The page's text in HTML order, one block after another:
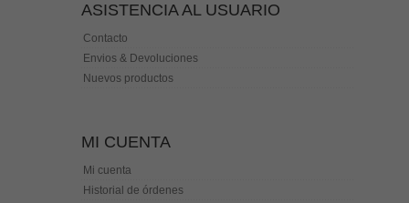
ASISTENCIA AL USUARIO
Contacto
Envios & Devoluciones
Nuevos productos
MI CUENTA
Mi cuenta
Historial de órdenes